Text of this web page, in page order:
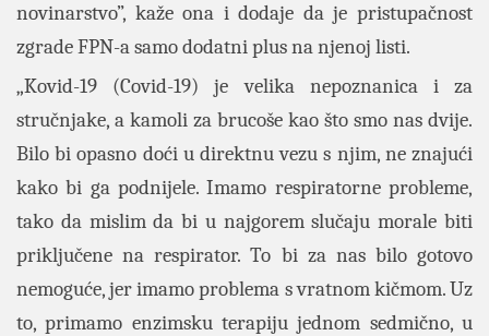
novinarstvo”, kaže ona i dodaje da je pristupačnost
zgrade FPN-a samo dodatni plus na njenoj listi.
„Kovid-19 (Covid-19) je velika nepoznanica i za
stručnjake, a kamoli za brucoše kao što smo nas dvije.
Bilo bi opasno doći u direktnu vezu s njim, ne znajući
kako bi ga podnijele. Imamo respiratorne probleme,
tako da mislim da bi u najgorem slučaju morale biti
priključene na respirator. To bi za nas bilo gotovo
nemoguće, jer imamo problema s vratnom kičmom. Uz
to, primamo enzimsku terapiju jednom sedmično, u